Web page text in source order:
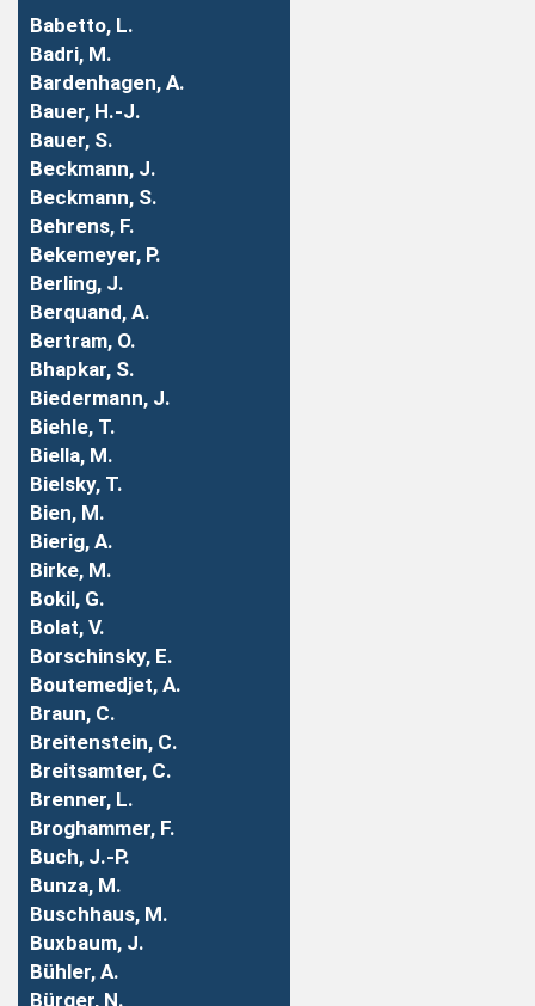
Babetto, L.
Badri, M.
Bardenhagen, A.
Bauer, H.-J.
Bauer, S.
Beckmann, J.
Beckmann, S.
Behrens, F.
Bekemeyer, P.
Berling, J.
Berquand, A.
Bertram, O.
Bhapkar, S.
Biedermann, J.
Biehle, T.
Biella, M.
Bielsky, T.
Bien, M.
Bierig, A.
Birke, M.
Bokil, G.
Bolat, V.
Borschinsky, E.
Boutemedjet, A.
Braun, C.
Breitenstein, C.
Breitsamter, C.
Brenner, L.
Broghammer, F.
Buch, J.-P.
Bunza, M.
Buschhaus, M.
Buxbaum, J.
Bühler, A.
Bürger, N.